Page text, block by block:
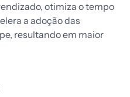
otimiza o tempo
a adoção das
resultando em maior